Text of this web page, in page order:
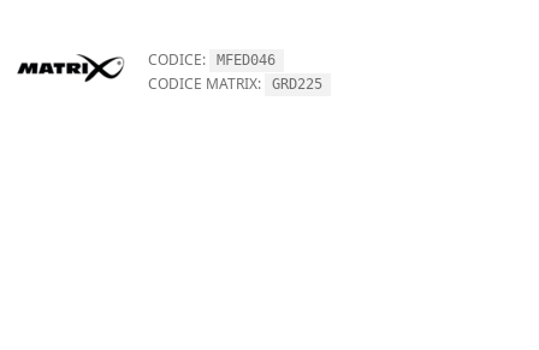
CODICE: MFED046
CODICE MATRIX: GRD225